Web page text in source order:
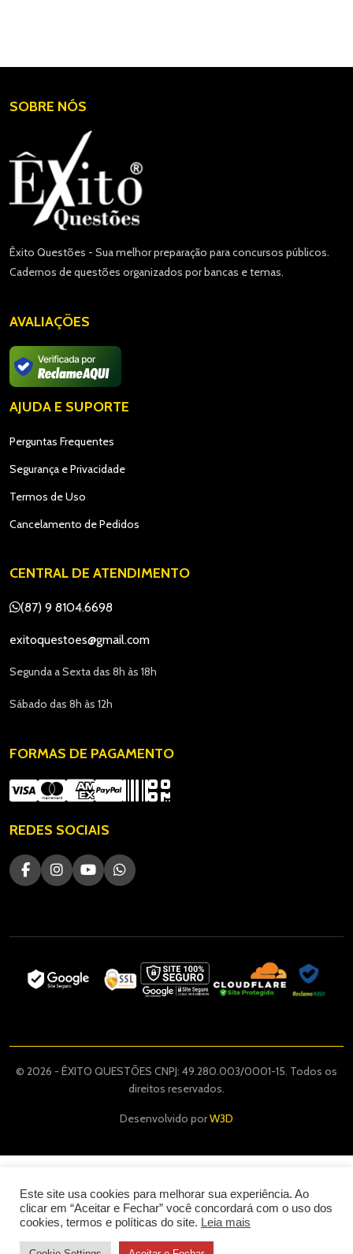
SOBRE NÓS
Êxito Questões - Sua melhor preparação para concursos públicos.
Cadernos de questões organizados por bancas e temas.
AVALIAÇÕES
AJUDA E SUPORTE
Perguntas Frequentes
Segurança e Privacidade
Termos de Uso
Cancelamento de Pedidos
CENTRAL DE ATENDIMENTO
(87) 9 8104.6698
exitoquestoes@gmail.com
Segunda a Sexta das 8h às 18h
Sábado das 8h às 12h
FORMAS DE PAGAMENTO
REDES SOCIAIS
© 2026 - ÊXITO QUESTÕES CNPJ: 49.280.003/0001-15. Todos os
direitos reservados.
Desenvolvido porW3D
Este site usa cookies para melhorar sua experiência. Ao
clicar em “Aceitar e Fechar” você concordará com o uso dos
cookies, termos e políticas do site. Leia mais